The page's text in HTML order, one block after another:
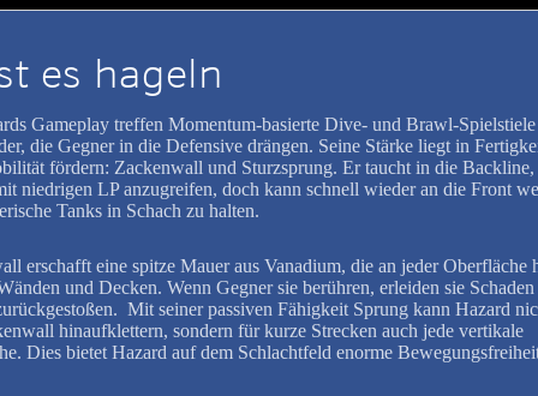
es hageln
Gameplay treffen Momentum-basierte Dive- und Brawl-Spielstiele
die Gegner in die Defensive drängen. Seine Stärke liegt in
fördern: Zackenwall und Sturzsprung. Er taucht in die Backline,
niedrigen LP anzugreifen, doch kann schnell wieder an die Front
Tanks in Schach zu halten.
erschafft eine spitze Mauer aus Vanadium, die an jeder Oberfläche
und Decken. Wenn Gegner sie berühren, erleiden sie
Mit seiner passiven Fähigkeit Sprung kann Hazard
hinaufklettern, sondern für kurze Strecken auch jede vertikale
Dies bietet Hazard auf dem Schlachtfeld enorme